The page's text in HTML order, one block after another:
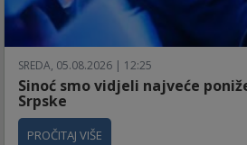
SREDA, 05.08.2026 | 12:25
Sinoć smo vidjeli najveće
Srpske
PROČITAJ VIŠE